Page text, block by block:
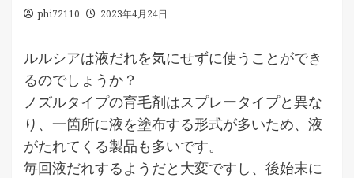
phi72110 2023年4月24日
ルルシアは液だれを気にせずに使うことができ
るのでしょうか？
ノズルタイプの育毛剤はスプレータイプと異な
り、一箇所に液を塗布する形式が多いため、液
がたれてくる製品も多いです。
毎回液だれするようだと大変ですし、後始末に